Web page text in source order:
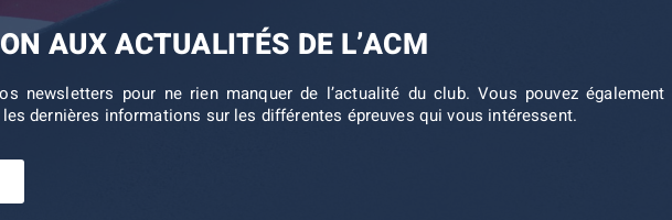
AUX ACTUALITÉS DE L’ACM
newsletters pour ne rien manquer de l’actualité du club. Vous pouvez également
dernières informations sur les différentes épreuves qui vous intéressent.